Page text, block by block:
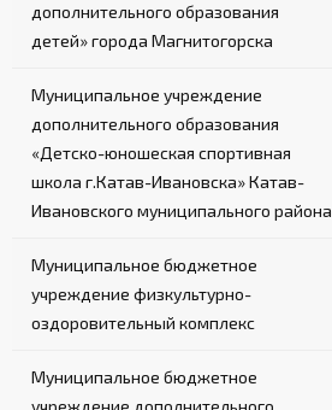
дополнительного образования
детей» города Магнитогорска
Муниципальное учреждение
дополнительного образования
«Детско-юношеская спортивная
школа г.Катав-Ивановска» Катав-
Ивановского муниципального района
Муниципальное бюджетное
учреждение физкультурно-
оздоровительный комплекс
Муниципальное бюджетное
учреждение дополнительного